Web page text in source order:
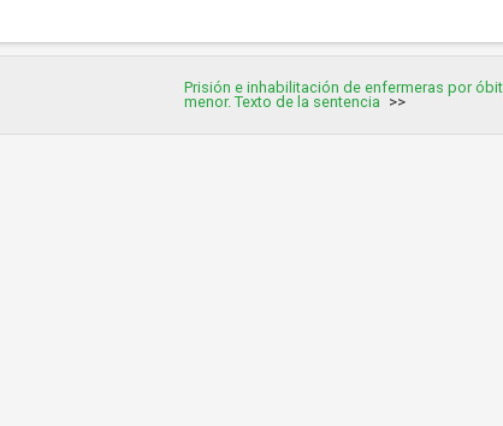
Prisión e inhabilitación de enfermeras por
menor. Texto de la sentencia